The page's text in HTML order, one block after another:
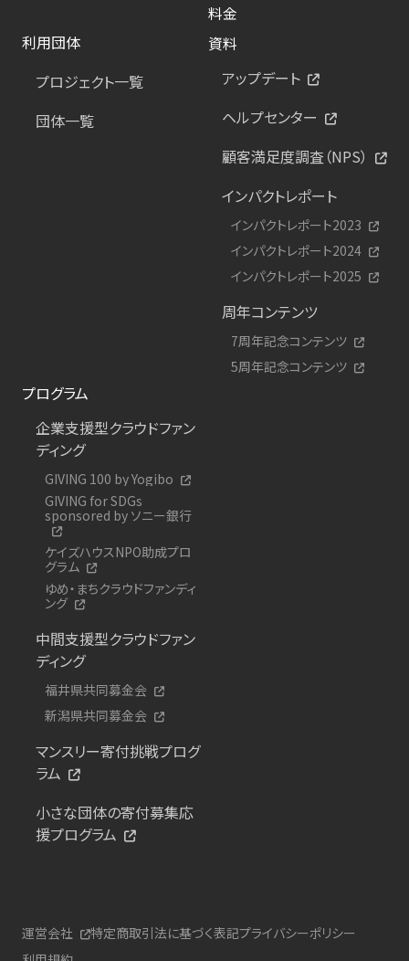
料金
利用団体
プロジェクト一覧
団体一覧
資料
アップデート
ヘルプセンター
顧客満足度調査（NPS）
インパクトレポート
インパクトレポート2023
インパクトレポート2024
インパクトレポート2025
周年コンテンツ
7周年記念コンテンツ
5周年記念コンテンツ
プログラム
企業支援型クラウドファン
ディング
GIVING 100 by Yogibo
GIVING for SDGs
sponsored by ソニー銀行
ケイズハウスNPO助成プロ
グラム
ゆめ・まちクラウドファンディ
ング
中間支援型クラウドファン
ディング
福井県共同募金会
新潟県共同募金会
マンスリー寄付挑戦プログ
ラム
小さな団体の寄付募集応
援プログラム
運営会社 特定商取引法に基づく表記プライバシーポリシー